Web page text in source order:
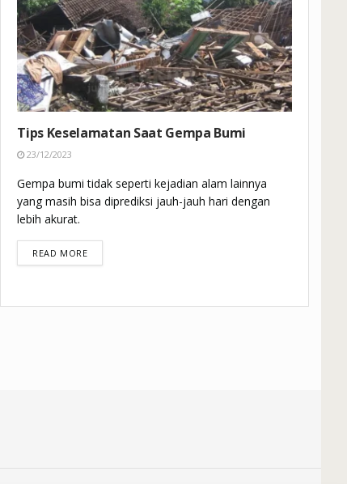
Tips Keselamatan Saat Gempa Bumi
23/12/2023
Gempa bumi tidak seperti kejadian alam lainnya
yang masih bisa diprediksi jauh-jauh hari dengan
lebih akurat.
READ MOREDETAILS